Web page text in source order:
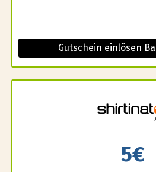
Gutschein einlösen
5€